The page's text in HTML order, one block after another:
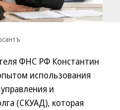
ФНС РФ Константин
использования
и
(СКУАД), которая